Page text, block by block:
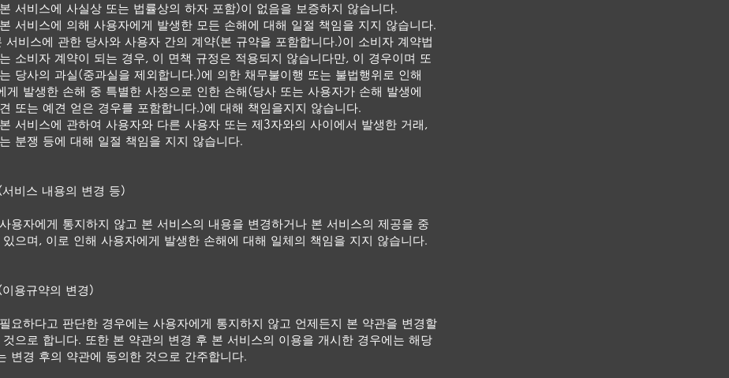
서비스에 사실상 또는 법률상의 하자 포함)이 없음을 보증하지 않습니다.
서비스에 의해 사용자에게 발생한 모든 손해에 대해 일절 책임을 지지 않습니다.
서비스에 관한 당사와 사용자 간의 계약(본 규약을 포함합니다.)이 소비자 계약법
소비자 계약이 되는 경우, 이 면책 규정은 적용되지 않습니다만, 이 경우이며 또
당사의 과실(중과실을 제외합니다.)에 의한 채무불이행 또는 불법행위로 인해
게 발생한 손해 중 특별한 사정으로 인한 손해(당사 또는 사용자가 손해 발생에
또는 예견 얻은 경우를 포함합니다.)에 대해 책임을지지 않습니다.
서비스에 관하여 사용자와 다른 사용자 또는 제3자와의 사이에서 발생한 거래,
분쟁 등에 대해 일절 책임을 지지 않습니다.
비스 내용의 변경 등)
용자에게 통지하지 않고 본 서비스의 내용을 변경하거나 본 서비스의 제공을 중
있으며, 이로 인해 사용자에게 발생한 손해에 대해 일체의 책임을 지지 않습니다.
용규약의 변경)
요하다고 판단한 경우에는 사용자에게 통지하지 않고 언제든지 본 약관을 변경할
것으로 합니다. 또한 본 약관의 변경 후 본 서비스의 이용을 개시한 경우에는 해당
변경 후의 약관에 동의한 것으로 간주합니다.